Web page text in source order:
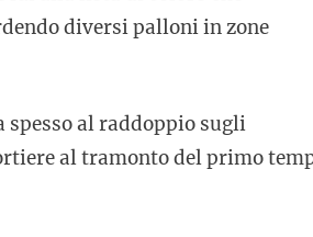
diversi palloni in zone
spesso al raddoppio sugli
al tramonto del primo